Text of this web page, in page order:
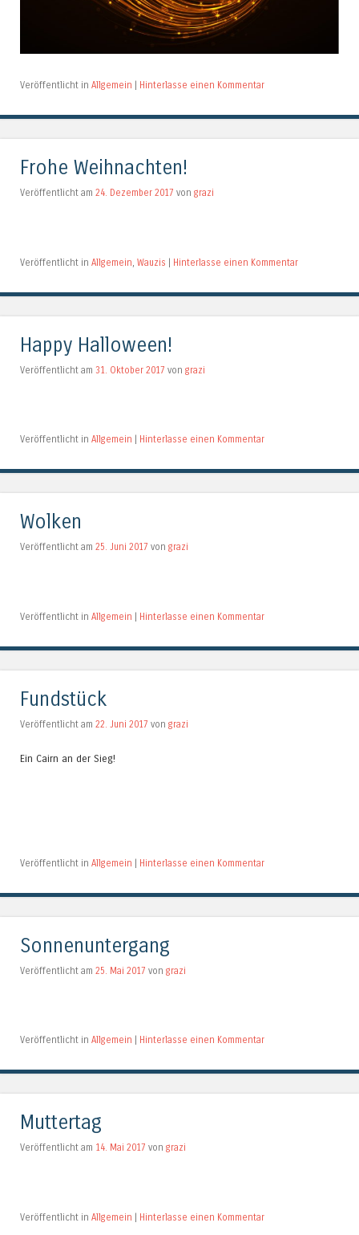
Veröffentlicht in Allgemein Hinterlasse einen Kommentar
Frohe Weihnachten!
Veröffentlicht am 24. Dezember 2017 von grazi
Veröffentlicht in Allgemein Wauzis | Hinterlasse einen Kommentar
Happy Halloween!
Veröffentlicht am 31. Oktober 2017 von grazi
Veröffentlicht in Allgemein Hinterlasse einen Kommentar
Wolken
Veröffentlicht am 25. Juni 2017 von grazi
Veröffentlicht in Allgemein | Hinterlasse einen Kommentar
Fundstück
Veröffentlicht am 22. Juni 2017 von grazi
Ein Cairn an der Sieg!
Veröffentlicht in Allgemein | Hinterlasse einen Kommentar
Sonnenuntergang
Veröffentlicht am 25. Mai 2017 von grazi
Veröffentlicht in Allgemein Hinterlasse einen Kommentar
Muttertag
Veröffentlicht am 14. Mai 2017 von grazi
Veröffentlicht in Allgemein | Hinterlasse einen Kommentar